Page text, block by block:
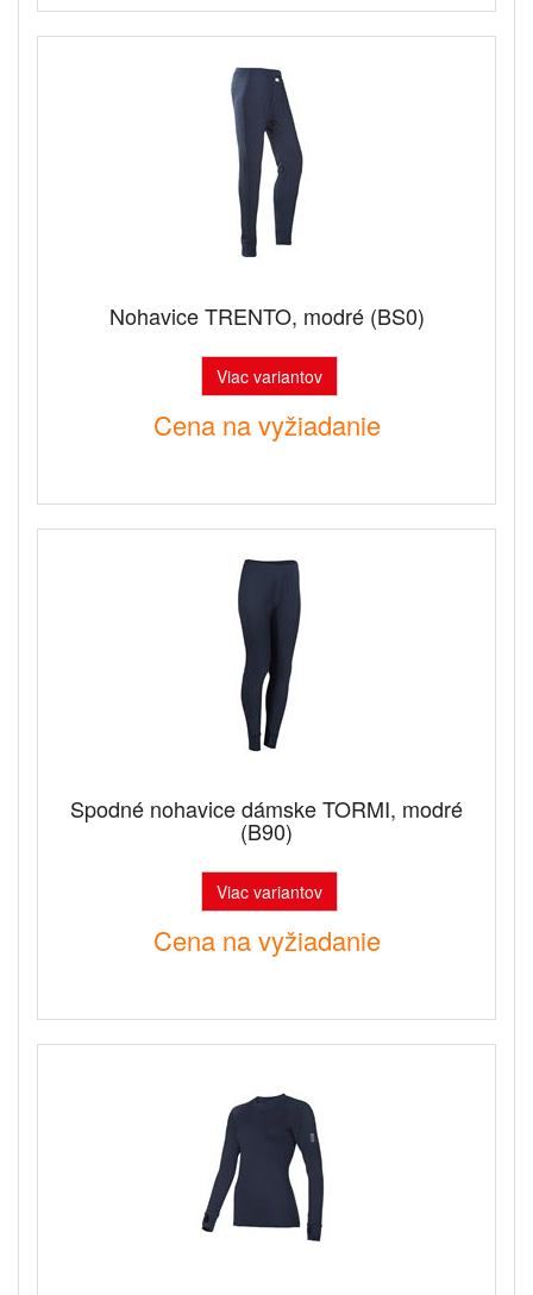
Nohavice TRENTO, modré (BS0)
Viac variantov
Cena na vyžiadanie
Spodné nohavice dámske TORMI, modré
(B90)
Viac variantov
Cena na vyžiadanie